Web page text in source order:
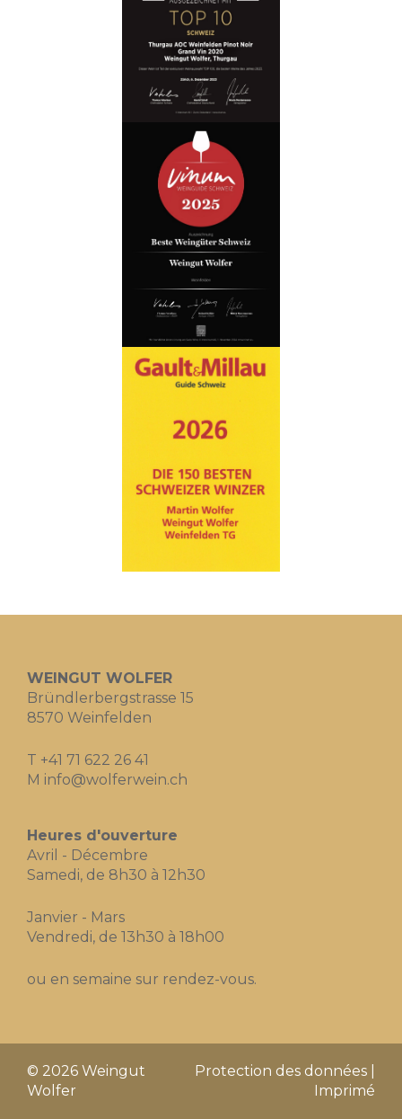
WEINGUT WOLFER
Bründlerbergstrasse 15
8570 Weinfelden
T +41 71 622 26 41
M info@wolferwein.ch
Heures d'ouverture
Avril - Décembre
Samedi, de 8h30 à 12h30
Janvier - Mars
Vendredi, de 13h30 à 18h00
ou en semaine sur rendez-vous.
© 2026 Weingut
Wolfer
Protection des données
Imprimé